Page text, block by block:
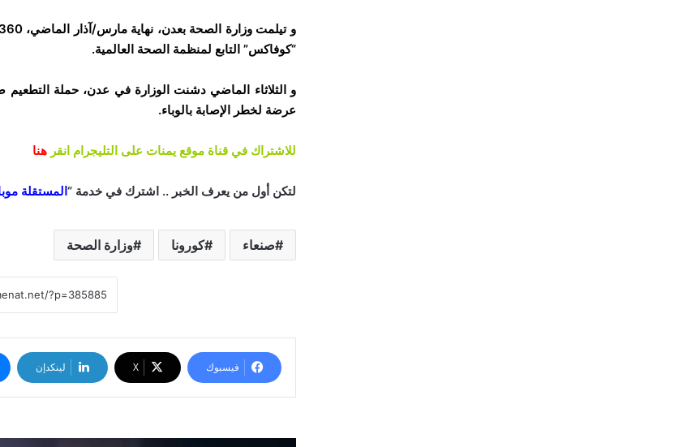
“كوفاكس” التابع لمنظمة الصحة العالمية.
و الثلاثاء الماضي دشنت الوزارة في عدن، حملة التطعيم
عرضة لخطر الإصابة بالوباء.
للاشتراك في قناة موقع يمنات على التليجرام انقر هنا
لتكن أول من يعرف الخبر .. اشترك في خدمة “المستقلة
صنعاء كورونا وزارة الصحة
فيسبوك ‫X لينكدإن